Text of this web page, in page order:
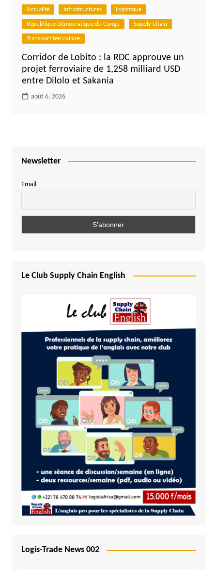
Actualité Infrastructures Logistique
République Démocratique du Congo Supply Chain
Transport ferroviaire
Corridor de Lobito : la RDC approuve un
projet ferroviaire de 1,258 milliard USD
entre Dilolo et Sakania
août 6, 2026
Newsletter
Email
Le Club Supply Chain English
Logis-Trade News 002